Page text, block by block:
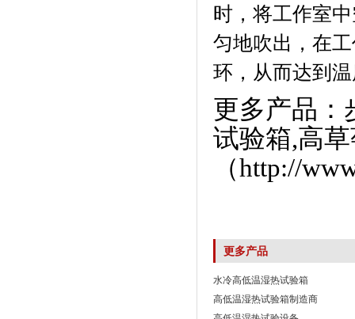
时，将工作
匀地吹出，在
环，从而达到
更多产品：
试验箱,高
（http://
更多产品
水冷高低温湿热试验箱
高低温湿热试验箱制造商